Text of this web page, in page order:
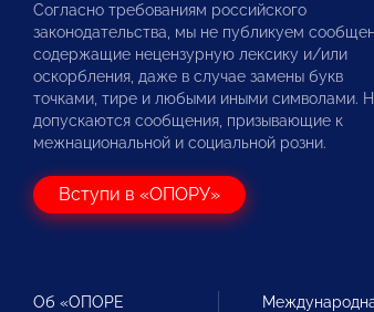
Согласно требованиям российского
законодательства, мы не публикуем
содержащие нецензурную лексику и/или
оскорбления, даже в случае замены букв
точками, тире и любыми иными символами.
допускаются сообщения, призывающие к
межнациональной и социальной розни.
Вступи в «ОПОРУ»
Об «ОПОРЕ